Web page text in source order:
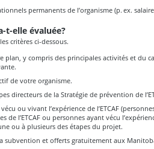
permanents de l’organisme (p. ex.
t-elle évaluée?
critères ci-dessous.
plan, y compris des principales activités et du
de votre organisme.
directeurs de la Stratégie de prévention de
ou vivant l’expérience de l’ETCAF
de l’ETCAF ou personnes ayant vécu
ou à plusieurs des étapes du projet.
subvention et offerts gratuitement aux